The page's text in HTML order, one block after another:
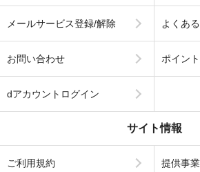
メールサービス登録/解除 よくあ
お問い合わせ ポイン
dアカウントログイン
サイト情報
ご利用規約 提供事